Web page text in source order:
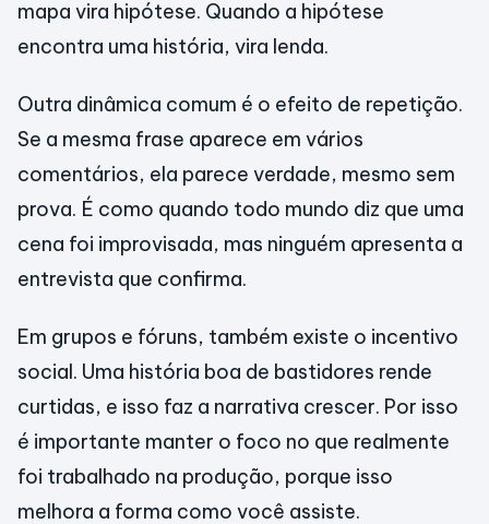
mapa vira hipótese. Quando a hipótese
encontra uma história, vira lenda.
Outra dinâmica comum é o efeito de repetição.
Se a mesma frase aparece em vários
comentários, ela parece verdade, mesmo sem
prova. É como quando todo mundo diz que uma
cena foi improvisada, mas ninguém apresenta a
entrevista que confirma.
Em grupos e fóruns, também existe o incentivo
social. Uma história boa de bastidores rende
curtidas, e isso faz a narrativa crescer. Por isso
é importante manter o foco no que realmente
foi trabalhado na produção, porque isso
melhora a forma como você assiste.